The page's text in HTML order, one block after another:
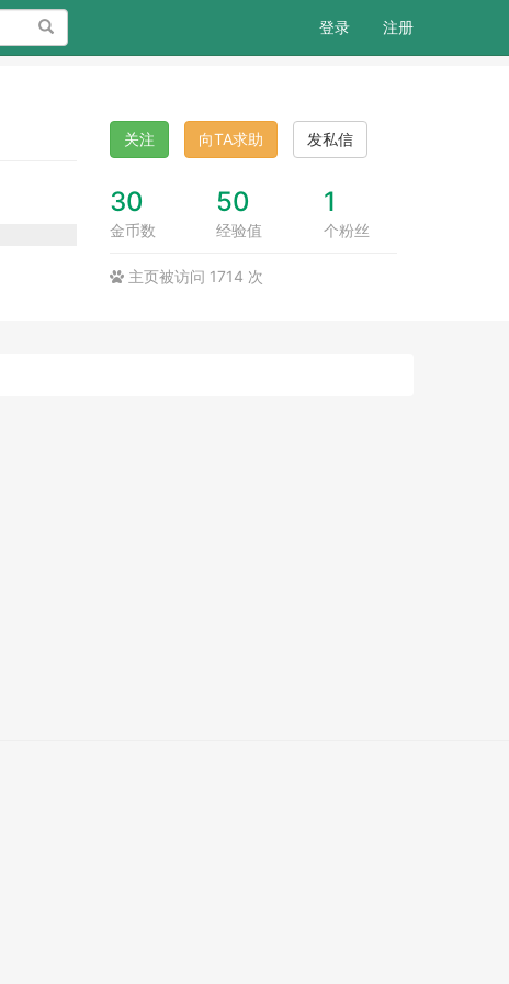
搜索 登录 注册
关注 向TA求助 发私信
30
金币数
50
经验值
1
个粉丝
主页被访问 1714 次